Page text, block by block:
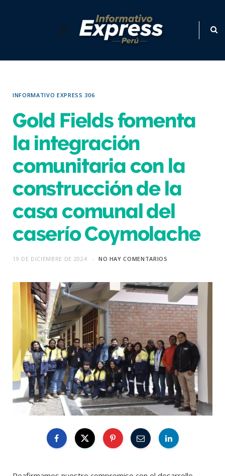
INFORMATIVO EXPRESS 306
Gold Fields fomenta
la integración
comunitaria con la
construcción de la
casa comunal del
caserío Coymolache
19 DE DICIEMBRE DE 2024 NO HAY COMENTARIOS